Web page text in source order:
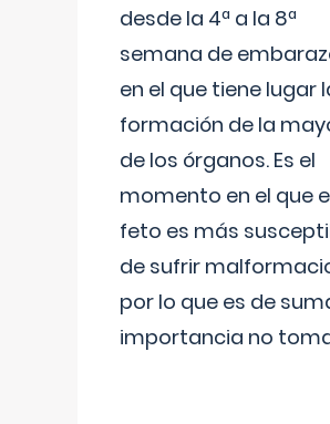
desde la 4ª a la 8ª
semana de
en el que tiene lugar
formación de la
de los órganos. Es el
momento en el que
feto es más
de sufrir
por lo que es de
importancia no